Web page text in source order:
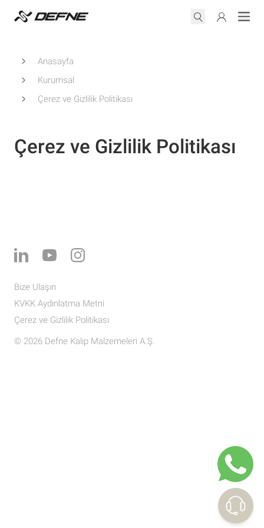
Anasayfa
Kurumsal
Çerez ve Gizlilik Politikası
Çerez ve Gizlilik Politikası
© 2026 Defne Kalıp Malzemeleri A.Ş.
Bize Ulaşın
KVKK Aydınlatma Metni
Çerez ve Gizlilik Politikası